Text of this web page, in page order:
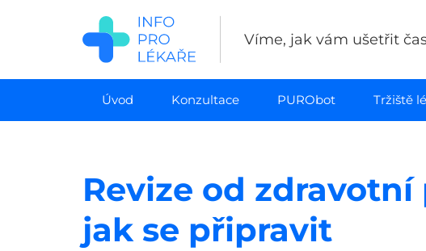
Víme, jak vám ušetřit
Úvod Konzultace PURObot Tržiště
Revize od
jak se připravit